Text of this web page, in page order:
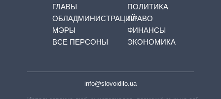
ГЛАВЫ
ОБЛАДМИНИСТРАЦИЙ
МЭРЫ
ВСЕ ПЕРСОНЫ
ПОЛИТИКА
ПРАВО
ФИНАНСЫ
ЭКОНОМИКА
info@slovoidilo.ua